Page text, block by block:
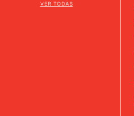
VER TODAS